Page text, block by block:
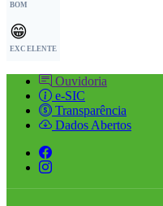
BOM
😁
EXCELENTE
Ouvidoria
e-SIC
Transparência
Dados Abertos